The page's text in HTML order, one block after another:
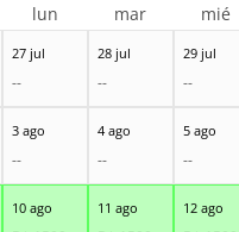
27 jul
--
28 jul
--
29 jul
--
3 ago
--
4 ago
--
5 ago
--
10 ago 11 ago 12 ago
lun mar mié